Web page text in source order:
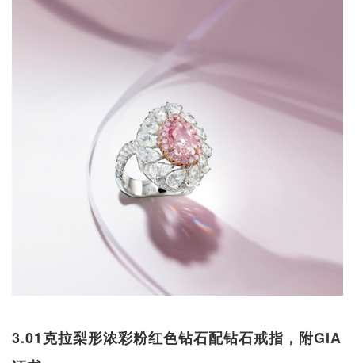
3.01克拉梨形浓彩粉红色钻石配钻石戒指，附GIA